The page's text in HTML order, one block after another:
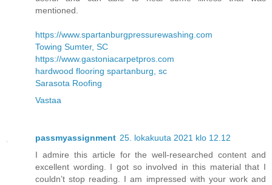
mentioned.
https://www.spartanburgpressurewashing.com
Towing Sumter, SC
https://www.gastoniacarpetpros.com
hardwood flooring spartanburg, sc
Sarasota Roofing
Vastaa
passmyassignment 25. lokakuuta 2021 klo 12.12
I admire this article for the well-researched content and
excellent wording. I got so involved in this material that I
couldn’t stop reading. I am impressed with your work and